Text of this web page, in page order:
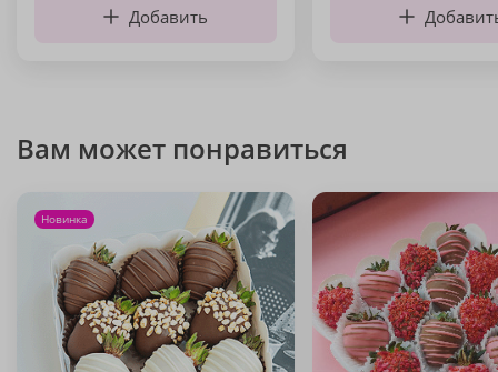
Добавить
Вам может понравиться
Новинка